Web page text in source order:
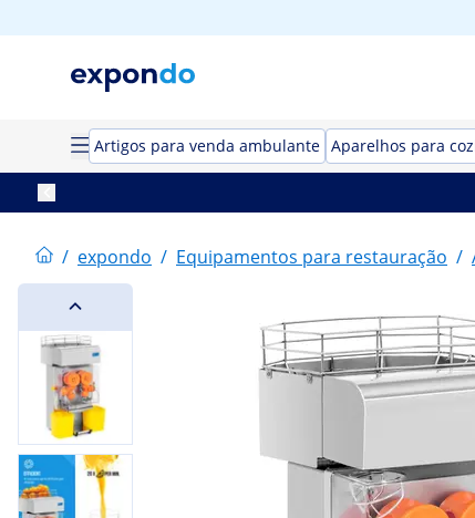
Artigos para venda ambulante Aparelhos para
/ expondo / Equipamentos para restauração /